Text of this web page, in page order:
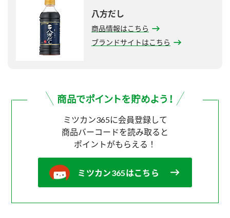
八方だし
商品情報はこちら
ブランドサイトはこちら
ミツカン365に会員登録して
商品バーコードを読み取ると
ポイントがもらえる！
ミツカン365はこちら